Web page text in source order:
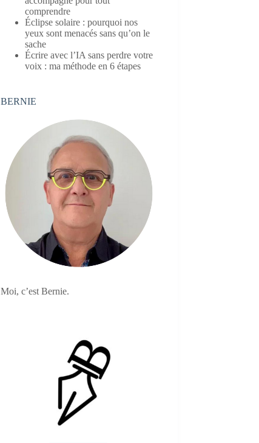
comprendre
Éclipse solaire : pourquoi nos
yeux sont menacés sans qu’on le
sache
Écrire avec l’IA sans perdre votre
voix : ma méthode en 6 étapes
BERNIE
Moi, c’est Bernie.